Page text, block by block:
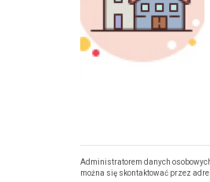
Administratorem danych
można się skontaktować przez